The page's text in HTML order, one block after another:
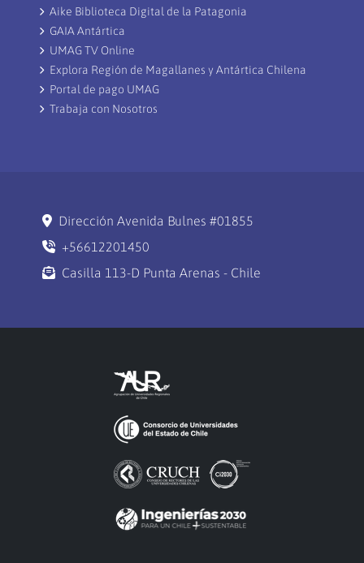
Aike Biblioteca Digital de la Patagonia
GAIA Antártica
UMAG TV Online
Explora Región de Magallanes y Antártica Chilena
Portal de pago UMAG
Trabaja con Nosotros
Dirección Avenida Bulnes #01855
+56612201450
Casilla 113-D Punta Arenas - Chile